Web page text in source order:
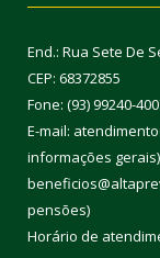
End.: Rua Sete De
CEP: 68372855
Fone: (93) 99240-
E-mail:
informações gerais)
pensões)
Horário de